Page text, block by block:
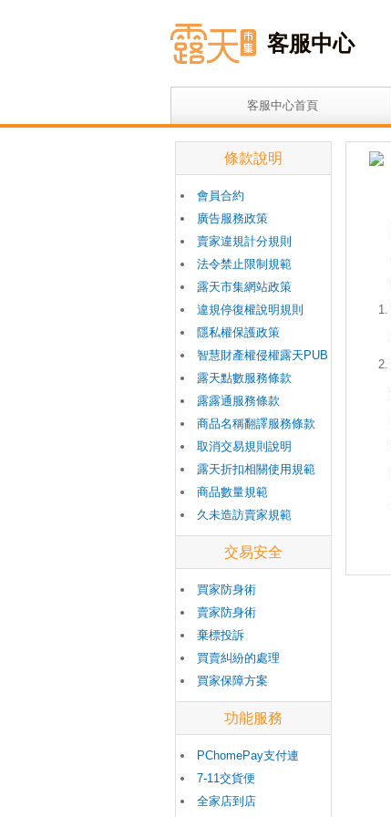
客服中心
客服中心首頁
條款說明
會員合約
廣告服務政策
賣家違規計分規則
法令禁止限制規範
露天市集網站政策
違規停復權說明規則
隱私權保護政策
智慧財產權侵權露天PUB
露天點數服務條款
露露通服務條款
商品名稱翻譯服務條款
取消交易規則說明
露天折扣相關使用規範
商品數量規範
久未造訪賣家規範
交易安全
買家防身術
賣家防身術
棄標投訴
買賣糾紛的處理
買家保障方案
功能服務
PChomePay支付連
7-11交貨便
全家店到店